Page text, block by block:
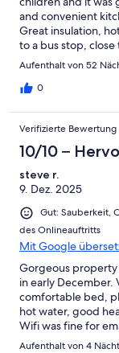
and convenient
Great insulation,
to a bus stop, close
close to the river,
and great advice
Aufenthalt von 52
0
Verifizierte Bewertung
10/10 –
steve r.
9. Dez. 2025
Gut: Sauberkeit,
des Onlineauftritts
Mit Google
Gorgeous property
in early December.
comfortable bed,
hot water, good
Wifi was fine for
unstable for
Aufenthalt von 4